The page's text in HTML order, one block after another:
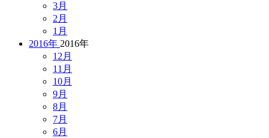
3月
2月
1月
2016年 2016年
12月
11月
10月
9月
8月
7月
6月